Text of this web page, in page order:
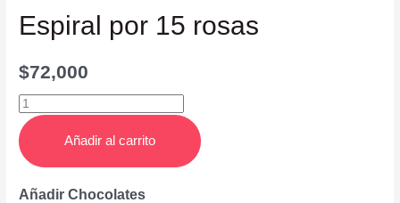
Espiral por 15 rosas
$72,000
Añadir al carrito
Añadir Chocolates